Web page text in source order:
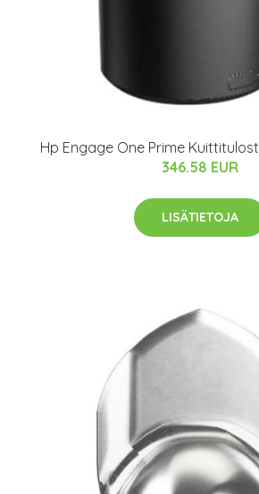
Hp Engage One Prime
346.58 EUR
LISÄTIETOJA